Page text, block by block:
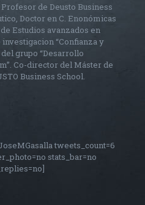
de Deusto Business
Doctor en C. Enonómicas
Estudios avanzados en
“Confianza y
grupo “Desarrollo
Co-director del Máster de
Business School.
tweets_count=6
stats_bar=no